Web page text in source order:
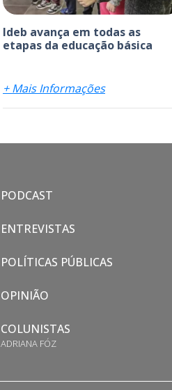
Ideb avança em todas as
etapas da educação básica
+ Mais Informações
PODCAST
ENTREVISTAS
POLÍTICAS PÚBLICAS
OPINIÃO
COLUNISTAS
ADRIANA FÓZ